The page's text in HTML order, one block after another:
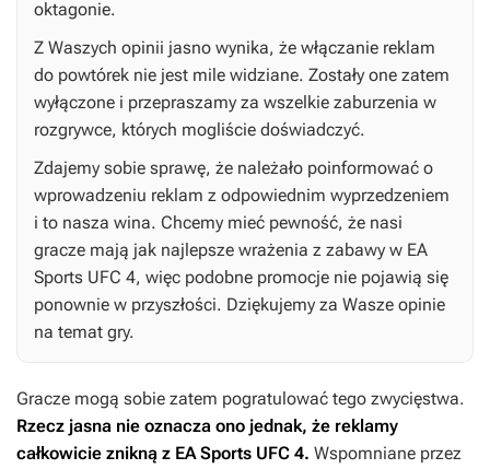
oktagonie.
Z Waszych opinii jasno wynika, że włączanie reklam
do powtórek nie jest mile widziane. Zostały one zatem
wyłączone i przepraszamy za wszelkie zaburzenia w
rozgrywce, których mogliście doświadczyć.
Zdajemy sobie sprawę, że należało poinformować o
wprowadzeniu reklam z odpowiednim wyprzedzeniem
i to nasza wina. Chcemy mieć pewność, że nasi
gracze mają jak najlepsze wrażenia z zabawy w EA
Sports UFC 4, więc podobne promocje nie pojawią się
ponownie w przyszłości. Dziękujemy za Wasze opinie
na temat gry.
Gracze mogą sobie zatem pogratulować tego zwycięstwa.
Rzecz jasna nie oznacza ono jednak, że reklamy
całkowicie znikną z EA Sports UFC 4. Wspomniane przez